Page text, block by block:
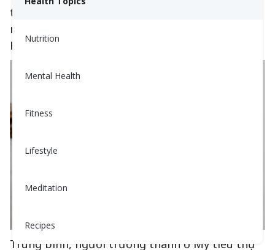
Nutrition
Mental Health
Fitness
Lifestyle
Meditation
Recipes
tuần để giảm tình trạng đầy hơi, giảm lượng
muối và natri tiêu thụ, và giảm cơn thèm muối.
Hãy đọc tiếp để tìm hiểu cách.
Trung bình, người trưởng thành ở Mỹ tiêu thụ